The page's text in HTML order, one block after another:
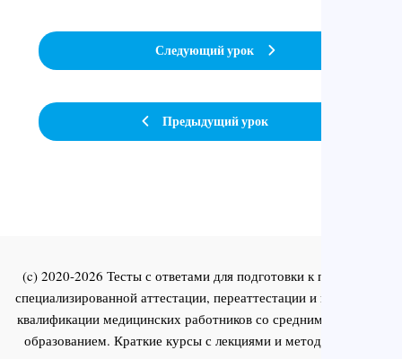
Предыдущий урок
Следующий урок
(c) 2020-2026 Тесты с ответами для подготовки к первичной
специализированной аттестации, переаттестации и повышения
квалификации медицинских работников со средним и высшим
образованием. Краткие курсы с лекциями и методическими